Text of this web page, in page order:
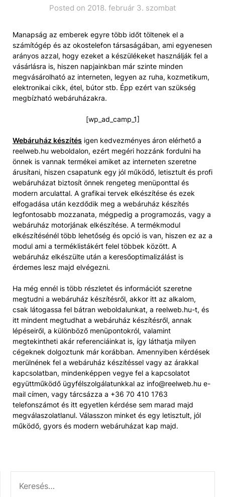
Posted on 2018. február 3. szombat
Manapság az emberek egyre több időt töltenek el a
számítógép és az okostelefon társaságában, ami egyenesen
arányos azzal, hogy ezeket a készülékeket használják fel a
vásárlásra is, hiszen napjainkban már szinte minden
megvásárolható az interneten, legyen az ruha, kozmetikum,
elektronikai cikk, étel, bútor stb. Épp ezért van szükség
megbízható webáruházakra.
[wp_ad_camp_1]
Webáruház készítés igen kedvezményes áron elérhető a
reelweb.hu weboldalon, ezért megéri hozzánk fordulni ha
önnek is vannak termékei amiket az interneten szeretne
árusítani, hiszen csapatunk egy jól működő, letisztult és profi
webáruházat biztosít önnek rengeteg menüponttal és
modern arculattal. A grafikai tervek elkészítése és ezek
elfogadása után kezdődik meg a webáruház készítés
legfontosabb mozzanata, mégpedig a programozás, vagy a
webáruház motorjának elkészítése. A termékmodul
elkészítésénél több lehetőség és opció is van, hiszen ez az a
modul ami a terméklistákért felel többek között. A
webáruház elkészülte után a keresőoptimalizálást is
érdemes lesz majd elvégezni.
Ha még ennél is több részletet és információt szeretne
megtudni a webáruház készítésről, akkor itt az alkalom,
csak látogassa fel bátran weboldalunkat, a reelweb.hu-t, és
itt mindent megtudhat a webáruház készítésről, annak
lépéseiről, a különböző menüpontokról, valamint
megtekintheti akár referenciáinkat is, így láthatja milyen
cégeknek dolgoztunk már korábban. Amennyiben kérdések
merülnének fel a webáruház készítéssel vagy az árakkal
kapcsolatban, mindenképpen vegye fel a kapcsolatot
együttműködő ügyfélszolgálatunkkal az info@reelweb.hu e-
mail címen, vagy tárcsázza a +36 70 410 1763
telefonszámot és itt egyetlen kérdése sem marad majd
megválaszolatlanul. Válasszon minket és egy letisztult, jól
működő, gyors és modern webáruházat kap majd.